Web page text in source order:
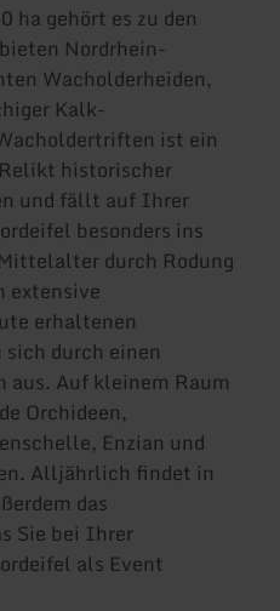
ha gehört es zu den
Nordrhein-
Wacholderheiden,
Kalk-
ist ein
historischer
und fällt auf Ihrer
besonders ins
durch Rodung
extensive
erhaltenen
durch einen
Auf kleinem Raum
Orchideen,
Enzian und
Alljährlich findet in
das
Sie bei Ihrer
als Event